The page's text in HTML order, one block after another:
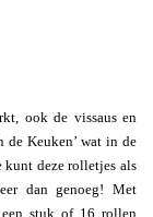
ook de vissaus en
Keuken’ wat in de
kunt deze rolletjes als
dan genoeg! Met
stuk of 16 rollen